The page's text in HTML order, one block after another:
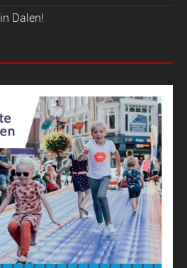
Dalen!